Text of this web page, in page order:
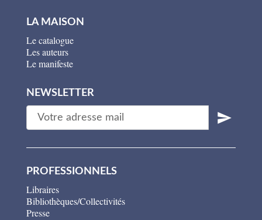
LA MAISON
Le catalogue
Les auteurs
Le manifeste
NEWSLETTER
PROFESSIONNELS
Libraires
Bibliothèques/Collectivités
Presse